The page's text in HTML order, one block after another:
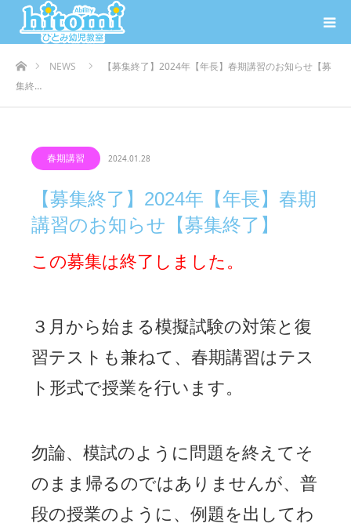
ホームNEWS
【募集終了】2024年【年長】春期講習のお知らせ【募
集終…
春期講習 2024.01.28
【募集終了】2024年【年長】春期
講習のお知らせ【募集終了】
この募集は終了しました。
３月から始まる模擬試験の対策と復
習テストも兼ねて、春期講習はテス
ト形式で授業を行います。
勿論、模試のように問題を終えてそ
のまま帰るのではありませんが、普
段の授業のように、例題を出してわ